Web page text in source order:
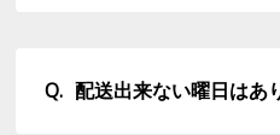
配送出来ない曜日はあ